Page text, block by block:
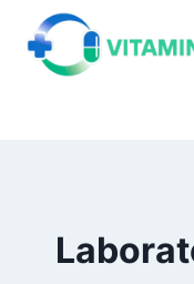
Saltar
contenido